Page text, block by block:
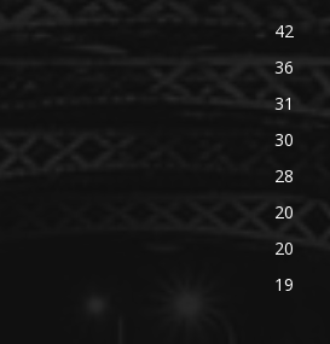
42
36
31
30
28
20
20
19